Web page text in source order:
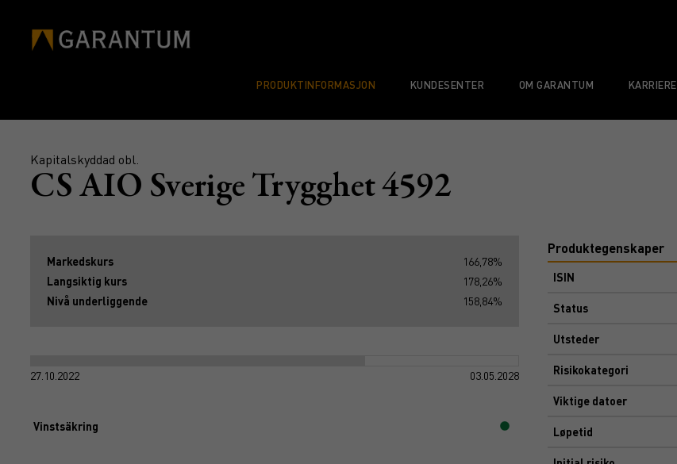
PRODUKTINFORMASJON KUNDESENTER OM GARANTUM KARRIERE
Kapitalskyddad obl.
CS AIO Sverige Trygghet 4592
Markedskurs
166,78%
Langsiktig kurs
178,26%
Nivå underliggende
158,84%
27.10.2022 03.05.2028
Vinstsäkring
Produktegenskaper
ISIN
Status
Utsteder
Risikokategori
Viktige datoer
Løpetid